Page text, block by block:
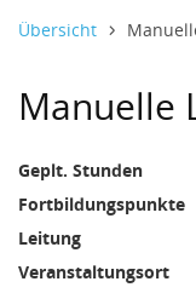
Übersicht
Manuelle
Geplt. Stunden
Fortbildungspunkte
Leitung
Veranstaltungsort
3. Oktober